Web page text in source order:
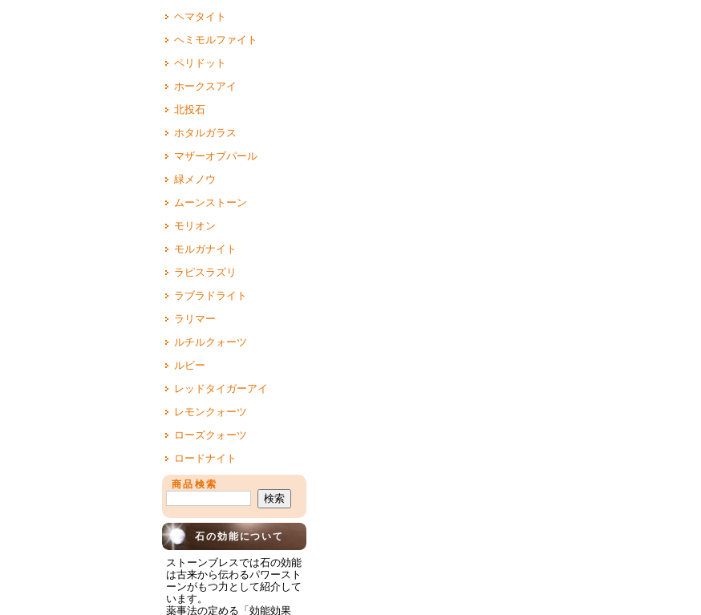
ヘマタイト
ヘミモルファイト
ペリドット
ホークスアイ
北投石
ホタルガラス
マザーオブパール
緑メノウ
ムーンストーン
モリオン
モルガナイト
ラピスラズリ
ラブラドライト
ラリマー
ルチルクォーツ
ルビー
レッドタイガーアイ
レモンクォーツ
ローズクォーツ
ロードナイト
商品検索
石の効能について
ストーンブレスでは石の効能
は古来から伝わるパワースト
ーンがもつ力として紹介して
います。
薬事法の定める「効能効果